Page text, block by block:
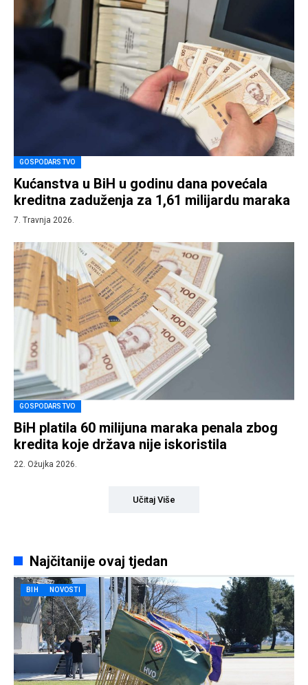
GOSPODARSTVO
Kućanstva u BiH u godinu dana povećala
kreditna zaduženja za 1,61 milijardu maraka
7. Travnja 2026.
GOSPODARSTVO
BiH platila 60 milijuna maraka penala zbog
kredita koje država nije iskoristila
22. Ožujka 2026.
Učitaj Više
Najčitanije ovaj tjedan
BIH NOVOSTI